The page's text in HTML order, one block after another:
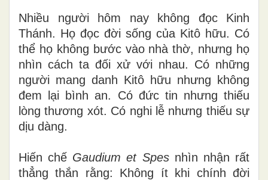
Nhiều người hôm nay không đọc Kinh
Thánh. Họ đọc đời sống của Kitô hữu. Có
thể họ không bước vào nhà thờ, nhưng họ
nhìn cách ta đối xử với nhau. Có những
người mang danh Kitô hữu nhưng không
đem lại bình an. Có đức tin nhưng thiếu
lòng thương xót. Có nghi lễ nhưng thiếu sự
dịu dàng.
Hiến chế Gaudium et Spesnhìn nhận rất
thẳng thắn rằng: Không ít khi chính đời